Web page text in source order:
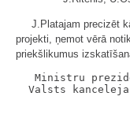
J.Platajam precizēt
projekti, ņemot vērā
priekšlikumus
Ministru